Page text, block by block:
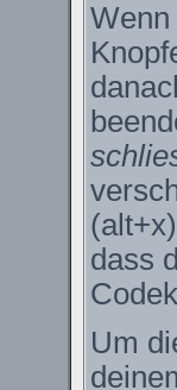
Wenn
dass
Um